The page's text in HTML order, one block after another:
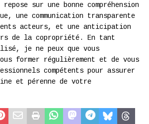
sur une bonne compréhension
une communication transparente
acteurs, et une anticipation
de la copropriété. En tant
je ne peux que vous
former régulièrement et de vous
compétents pour assurer
et pérenne de votre